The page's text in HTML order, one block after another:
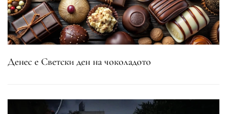
Денес е Светски ден на чоколадото